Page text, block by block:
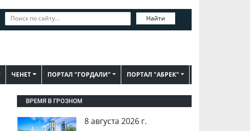
Найти
ЧЕНЕТ ПОРТАЛ "ГОРДАЛИ" ПОРТАЛ "АБРЕК"
ВРЕМЯ В ГРОЗНОМ
8 августа 2026 г.